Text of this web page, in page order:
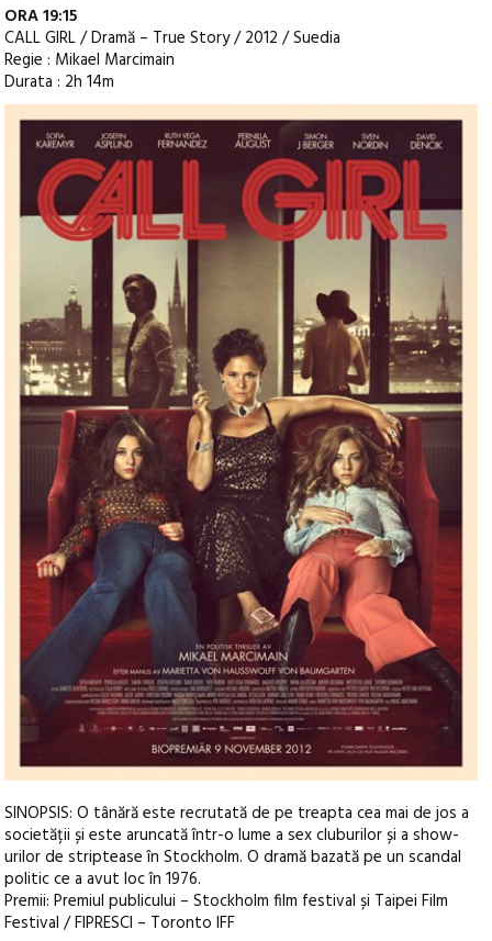
ORA 19:15
CALL GIRL / Dramă – True Story / 2012 / Suedia
Regie : Mikael Marcimain
Durata : 2h 14m
SINOPSIS: O tânără este recrutată de pe treapta cea mai de jos a
societății și este aruncată într-o lume a sex cluburilor și a show-
urilor de striptease în Stockholm. O dramă bazată pe un scandal
politic ce a avut loc în 1976.
Premii: Premiul publicului – Stockholm film festival și Taipei Film
Festival / FIPRESCI – Toronto IFF